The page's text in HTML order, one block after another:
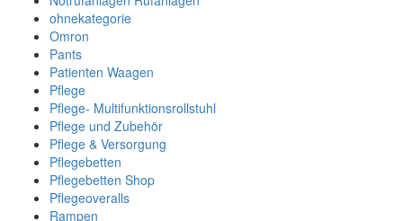
ohnekategorie
Omron
Pants
Patienten Waagen
Pflege
Pflege- Multifunktionsrollstuhl
Pflege und Zubehör
Pflege & Versorgung
Pflegebetten
Pflegebetten Shop
Pflegeoveralls
Rampen